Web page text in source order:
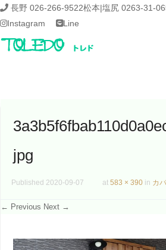
長野 026-266-9522松本|塩尻 0263-31-
Instagram
Line
jpg
Published 2020-09-07 at 583 × 390 in カ
← Previous Next →